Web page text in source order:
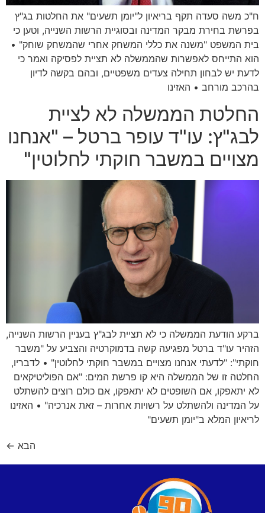
ח"כ משה סעדה תקף בריאיון ל"יומן תשעים" את החלטות בג"ץ
בפרשת בחירת מבקר המדינה ובסוגיית הרשות השנייה, וטען כי
בית המשפט "משנה את כללי המשחק אחרי שהמשחק שוחק" •
הוא התייחס לאפשרות שהממשלה לא תציית לפסיקה ואמר כי
לדעת יש לבחון תחילה צעדים משפטיים, ובהם בקשה לדיון
בהרכב מורחב • האזינו
החלטת הממשלה לא לציית
לבג"ץ: עו"ד עופר ברטל – "אנחנו
מצויים במשבר חוקתי לחלוטין"
ברקע הודעת הממשלה כי לא תציית לבג"ץ בעניין הרשות השנייה,
הזהיר עו"ד ברטל מפגיעה קשה בדמוקרטיה והצביע על "משבר
חוקתי": "לדעתי אנחנו מצויים במשבר חוקתי לחלוטין" • לדבריו,
החלטה זו של הממשלה היא קו פרשת המים: "אם הפוליטיקאים
לא יתאפקו, אם השופטים לא יתאפקו, אם כולם רוצים להשתלט
על המדינה ולהשתלט על רשויות אחרות – זאת אנרכיה" • האזינו
לריאיון המלא ב"יומן תשעים"
הבא ←